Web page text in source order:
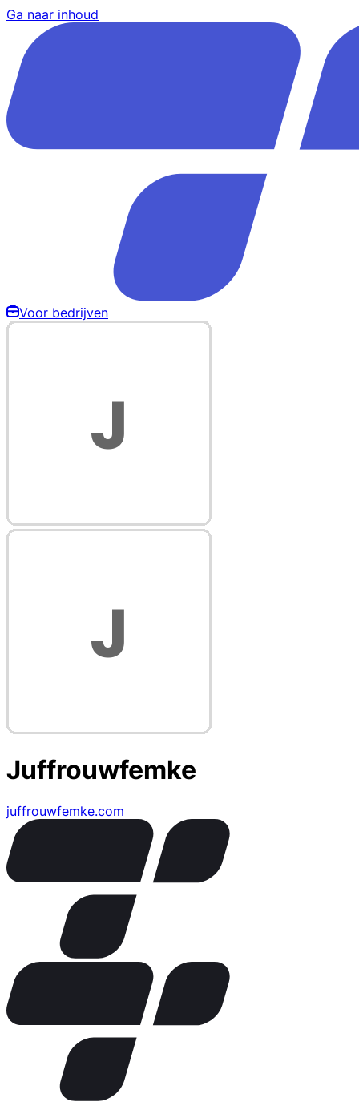
Ga naar inhoud
Voor bedrijven
Juffrouwfemke
juffrouwfemke.com